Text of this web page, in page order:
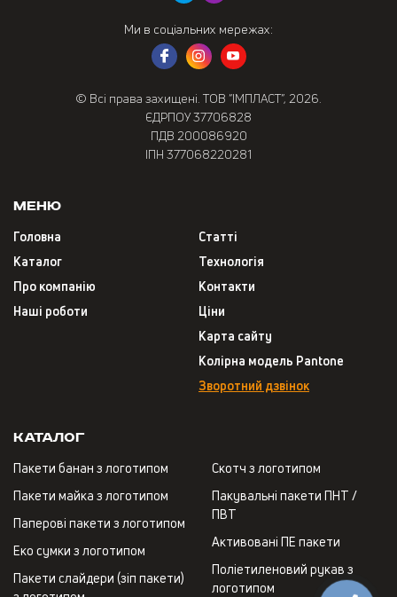
Ми в соціальних мережах:
© Всі права захищені. ТОВ “ІМПЛАСТ”, 2026.
ЄДРПОУ 37706828
ПДВ 200086920
ІПН 377068220281
Меню
Головна
Каталог
Про компанію
Наші роботи
Статті
Технологія
Контакти
Ціни
Карта сайту
Колірна модель Pantone
Зворотний дзвінок
Каталог
Пакети банан з логотипом
Пакети майка з логотипом
Паперові пакети з логотипом
Еко сумки з логотипом
Пакети слайдери (зіп пакети)
Скотч з логотипом
Пакувальні пакети ПНТ /
ПВТ
Активовані ПЕ пакети
Поліетиленовий рукав з
логотипом